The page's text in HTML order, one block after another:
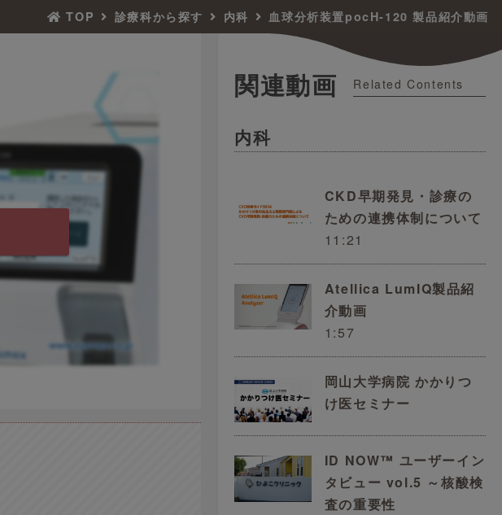
TOP 診療科から探す 内科 血球分析装置pocH-120 製品紹介動画
関連動画 Related Contents
内科
CKD早期発見・診療の
ための連携体制について
11:21
Atellica LumIQ製品紹
介動画
1:57
岡山大学病院 かかりつ
け医セミナー
ID NOW™ ユーザーイン
タビュー vol.5 ～核酸検
査の重要性